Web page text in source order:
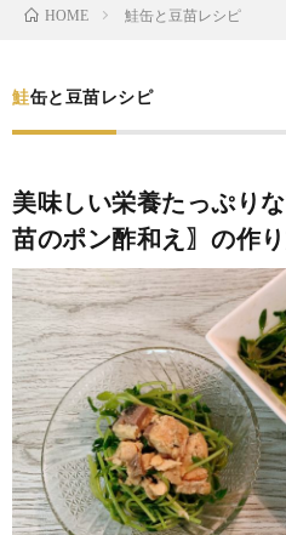
HOME 鮭缶と豆苗レシピ
鮭缶と豆苗レシピ
美味しい栄養たっぷり
苗のポン酢和え〗の作